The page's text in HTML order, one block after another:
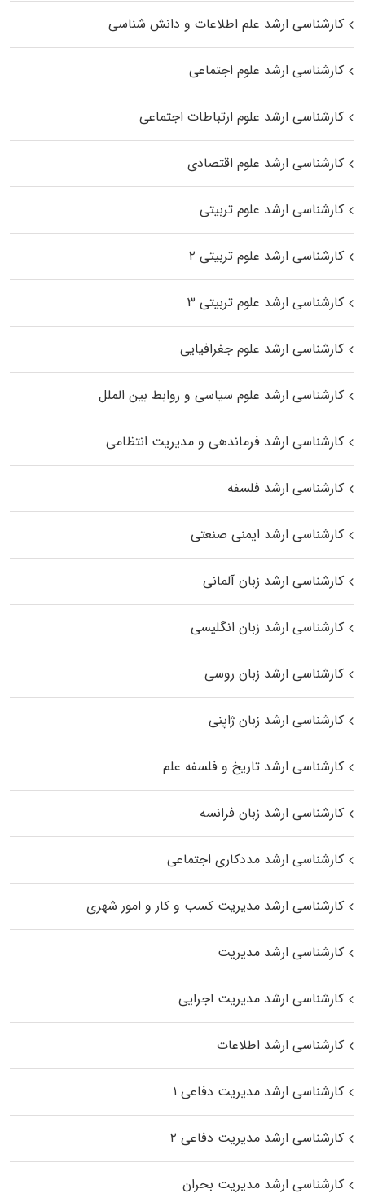
کارشناسی ارشد علم اطلاعات و دانش شناسی
کارشناسی ارشد علوم اجتماعی
کارشناسی ارشد علوم ارتباطات اجتماعی
کارشناسی ارشد علوم اقتصادی
کارشناسی ارشد علوم تربیتی
کارشناسی ارشد علوم تربیتی ۲
کارشناسی ارشد علوم تربیتی ۳
کارشناسی ارشد علوم جغرافیایی
کارشناسی ارشد علوم سیاسی و روابط بین الملل
کارشناسی ارشد فرماندهی و مدیریت انتظامی
کارشناسی ارشد فلسفه
کارشناسی ارشد ایمنی صنعتی
کارشناسی ارشد زبان آلمانی
کارشناسی ارشد زبان انگلیسی
کارشناسی ارشد زبان روسی
کارشناسی ارشد زبان ژاپنی
کارشناسی ارشد تاریخ و فلسفه علم
کارشناسی ارشد زبان فرانسه
کارشناسی ارشد مددکاری اجتماعی
کارشناسی ارشد مدیریت کسب و کار و امور شهری
کارشناسی ارشد مدیریت
کارشناسی ارشد مدیریت اجرایی
کارشناسی ارشد اطلاعات
کارشناسی ارشد مدیریت دفاعی ۱
کارشناسی ارشد مدیریت دفاعی ۲
کارشناسی ارشد مدیریت بحران